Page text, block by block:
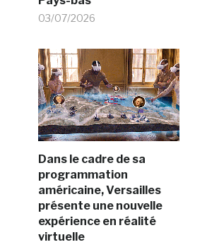
03/07/2026
Dans le cadre de sa
programmation
américaine, Versailles
présente une nouvelle
expérience en réalité
virtuelle